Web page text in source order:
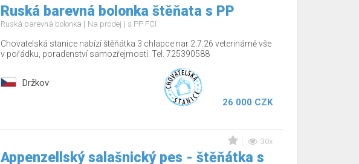
Ruská barevná bolonka štěňata s PP
Ruská barevná bolonka Na prodej s PP FCI
Chovatelská stanice nabízí štěňátka 3 chlapce nar 2.7.26 veterinárně vše
v pořádku, poradenství samozřejmostí. Tel. 725390588
Držkov
26 000 CZK
30x
Appenzellský salašnický pes - štěňátka s